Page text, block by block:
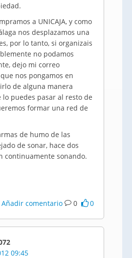
a UNICAJA, y como
nos desplazamos una
por lo tanto, si organizais
no podamos
dejo mi correo
nos pongamos en
de alguna manera
lo puedes pasar al resto de
formar una red de
de humo de las
de sonar, hace dos
continuamente sonando.
Añadir comentario 0 0
09:45